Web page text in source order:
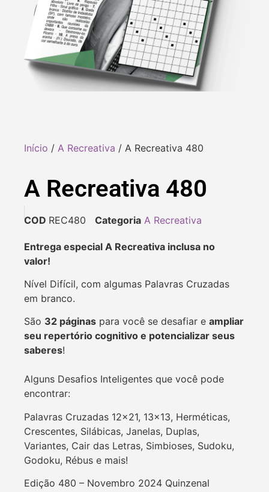
Início / A Recreativa / A Recreativa 480
A Recreativa 480
COD REC480 Categoria A Recreativa
Entrega especial A Recreativa inclusa no
valor!
Nível Difícil, com algumas Palavras Cruzadas
em branco.
São 32 páginas para você se desafiar e ampliar
seu repertório cognitivo e potencializar seus
saberes!
Alguns Desafios Inteligentes que você pode
encontrar:
Palavras Cruzadas 12×21, 13×13, Herméticas,
Crescentes, Silábicas, Janelas, Duplas,
Variantes, Cair das Letras, Simbioses, Sudoku,
Godoku, Rébus e mais!
Edição 480 – Novembro 2024 Quinzenal